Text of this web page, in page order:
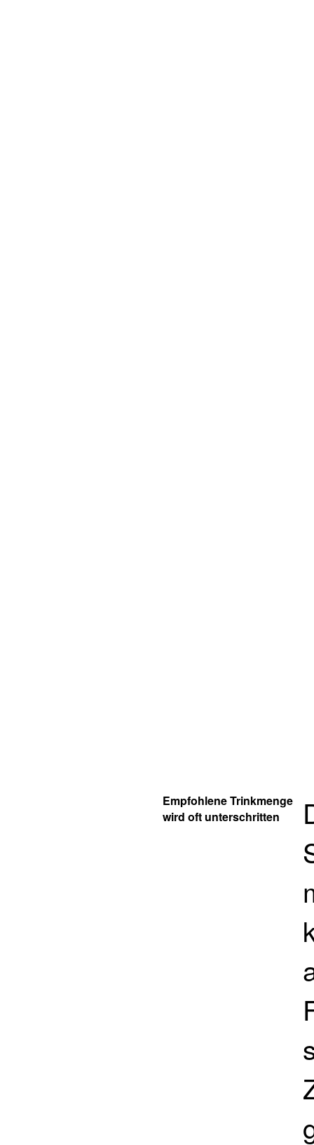
Empfohlene Trinkmenge
wird oft unterschritten